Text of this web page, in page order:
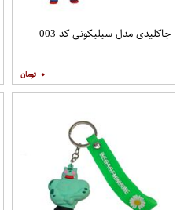
جاکلیدی مدل سیلیکونی کد 003
۰